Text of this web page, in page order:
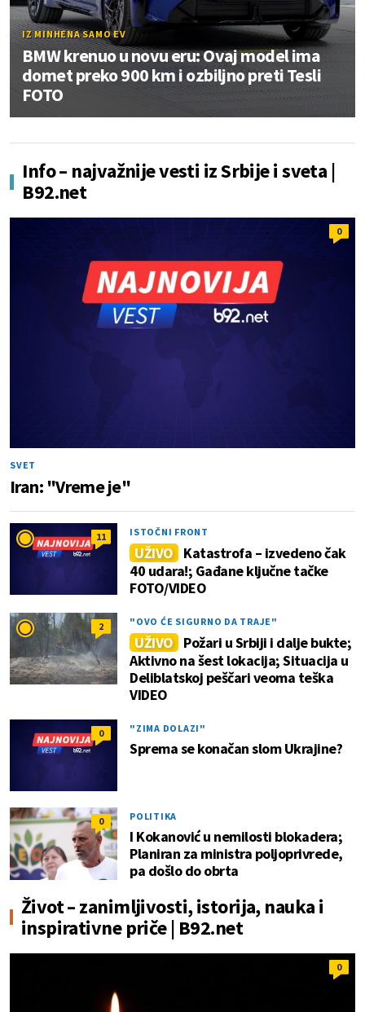
IZ MINHENA SAMO EV
BMW krenuo u novu eru: Ovaj model ima
domet preko 900 km i ozbiljno preti Tesli
FOTO
Info – najvažnije vesti iz Srbije i sveta |
B92.net
0
SVET
Iran: "Vreme je"
11 ISTOČNI FRONT
UŽIVO Katastrofa – izvedeno čak
40 udara!; Gađane ključne tačke
FOTO/VIDEO
2 "OVO ĆE SIGURNO DA TRAJE"
UŽIVO Požari u Srbiji i dalje bukte;
Aktivno na šest lokacija; Situacija u
Deliblatskoj peščari veoma teška
VIDEO
0 "ZIMA DOLAZI"
Sprema se konačan slom Ukrajine?
0 POLITIKA
I Kokanović u nemilosti blokadera;
Planiran za ministra poljoprivrede,
pa došlo do obrta
Život – zanimljivosti, istorija, nauka i
inspirativne priče | B92.net
0